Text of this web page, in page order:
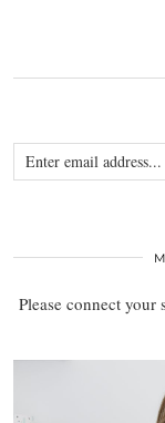
Please connect your